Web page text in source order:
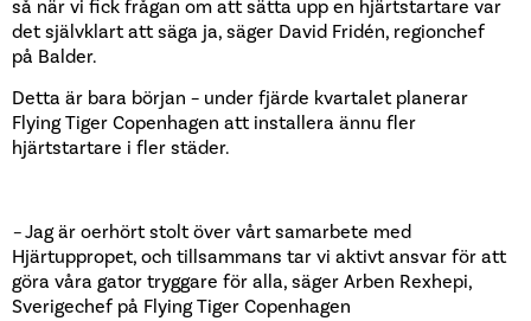
så när vi fick frågan om att sätta upp en hjärtstartare var
det självklart att säga ja, säger David Fridén, regionchef
på Balder.
Detta är bara början – under fjärde kvartalet planerar
Flying Tiger Copenhagen att installera ännu fler
hjärtstartare i fler städer.
–Jag är oerhört stolt över vårt samarbete med
Hjärtuppropet, och tillsammans tar vi aktivt ansvar för att
göra våra gator tryggare för alla, säger Arben Rexhepi,
Sverigechef på Flying Tiger Copenhagen